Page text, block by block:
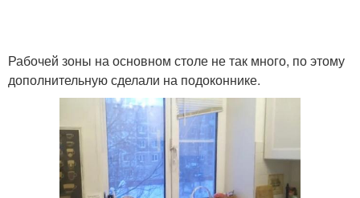
Рабочей зоны на основном столе не так много, по этому
дополнительную сделали на подоконнике.